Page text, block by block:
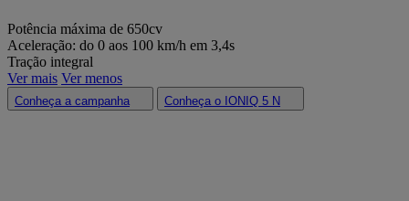
Potência máxima de 650cv​
Aceleração: do 0 aos 100 km/h em 3,4s​
Tração integral​
Ver mais Ver menos
Conheça a campanha Conheça o IONIQ 5 N